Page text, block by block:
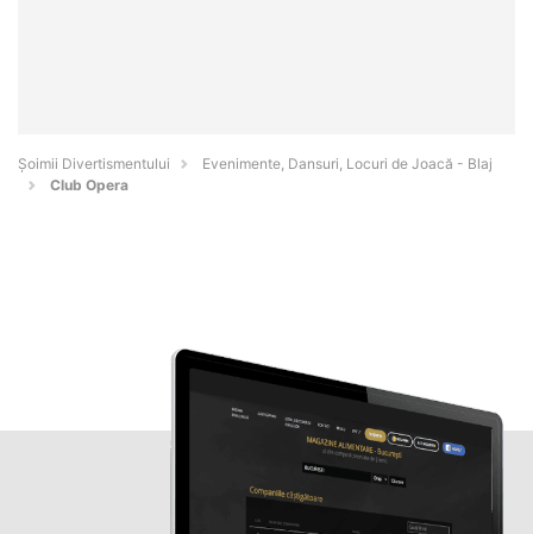
Şoimii Divertismentului
Evenimente, Dansuri, Locuri de Joacă - Blaj
Club Opera